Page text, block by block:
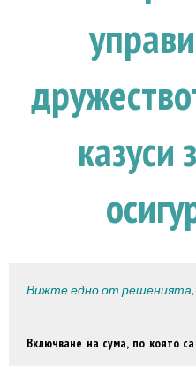
казуси
Вижте едно от решенията,
Включване на сума, по която